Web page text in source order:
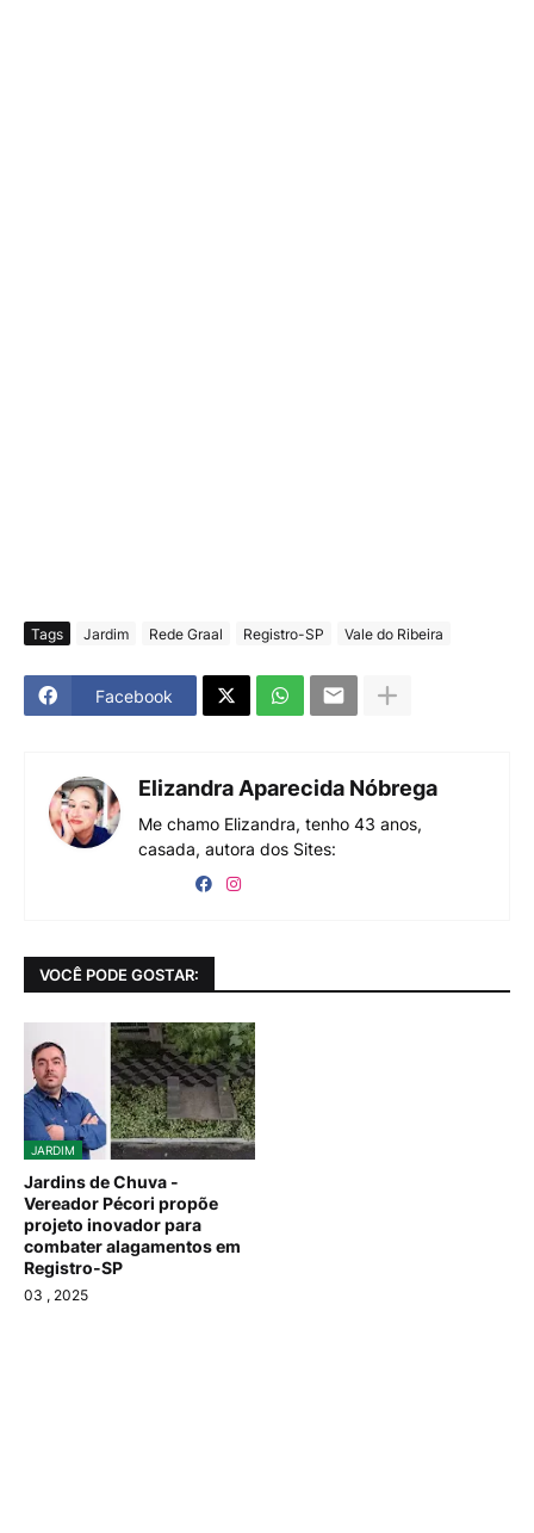
Tags Jardim Rede Graal Registro-SP Vale do Ribeira
Facebook
Elizandra Aparecida Nóbrega
Me chamo Elizandra, tenho 43 anos,
casada, autora dos Sites:
VOCÊ PODE GOSTAR:
JARDIM
Jardins de Chuva -
Vereador Pécori propõe
projeto inovador para
combater alagamentos em
Registro-SP
03 , 2025